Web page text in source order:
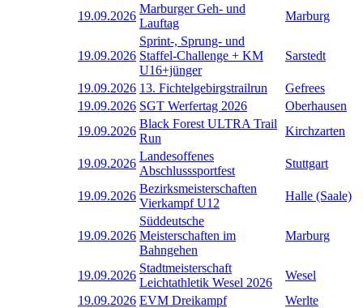
19.09.2026
Marburger Geh- und
Lauftag
Marburg
19.09.2026
Sprint-, Sprung- und
Staffel-Challenge + KM
U16+jünger
Sarstedt
19.09.2026 13. Fichtelgebirgstrailrun
Gefrees
19.09.2026 SGT Werfertag 2026
Oberhausen
19.09.2026
Black Forest ULTRA Trail
Run
Kirchzarten
19.09.2026
Landesoffenes
Abschlusssportfest
Stuttgart
19.09.2026
Bezirksmeisterschaften
Vierkampf U12
Halle (Saale)
19.09.2026
Süddeutsche
Meisterschaften im
Bahngehen
Marburg
19.09.2026
Stadtmeisterschaft
Leichtathletik Wesel 2026
Wesel
19.09.2026 EVM Dreikampf Werlte